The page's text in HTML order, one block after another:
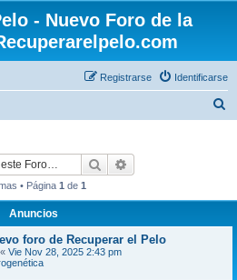
- Nuevo Foro de la
Identificarse
Registrarse
Buscar
• Página 1 de 1
Anuncios
foro de Recuperar el Pelo
« Vie Nov 28, 2025 2:43 pm